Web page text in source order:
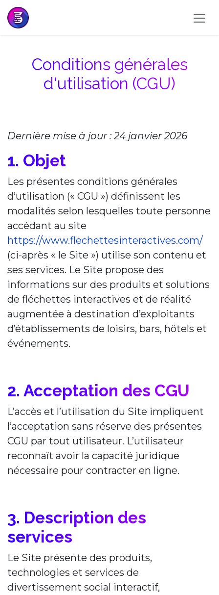
Se rendre au contenu
Conditions générales
d'utilisation (CGU)
Dernière mise à jour : 24 janvier 2026
1. Objet
Les présentes conditions générales
d’utilisation (« CGU ») définissent les
modalités selon lesquelles toute personne
accédant au site
https://www.flechettesinteractives.com/
(ci-après « le Site ») utilise son contenu et
ses services. Le Site propose des
informations sur des produits et solutions
de fléchettes interactives et de réalité
augmentée à destination d’exploitants
d’établissements de loisirs, bars, hôtels et
événements.
2. Acceptation des CGU
L’accès et l’utilisation du Site impliquent
l’acceptation sans réserve des présentes
CGU par tout utilisateur. L’utilisateur
reconnaît avoir la capacité juridique
nécessaire pour contracter en ligne.
3. Description des
services
Le Site présente des produits,
technologies et services de
divertissement social interactif,